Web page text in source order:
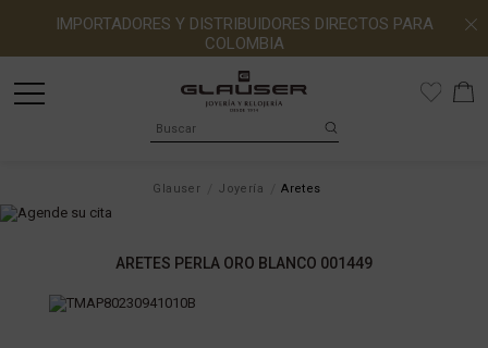
IMPORTADORES Y DISTRIBUIDORES DIRECTOS PARA
COLOMBIA
Glauser Joyería Aretes
ARETES PERLA ORO BLANCO 001449